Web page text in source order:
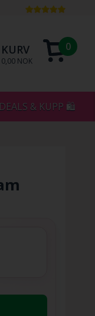
KURV
0,00 NOK
0
DEALS & KUPP 🛍